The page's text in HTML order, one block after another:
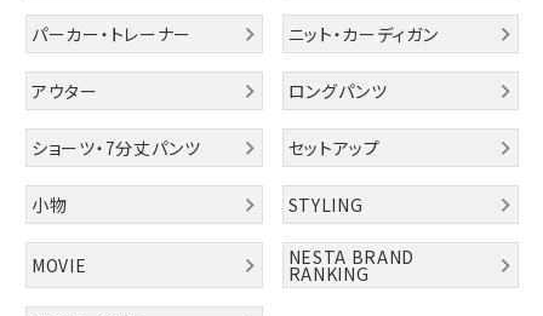
カテゴリー
スタイリング
ニュース・特集
パーカー・トレーナー ニット・カーディガン
アウター ロングパンツ
ショーツ・7分丈パンツ セットアップ
小物 STYLING
MOVIE NESTA BRAND
RANKING